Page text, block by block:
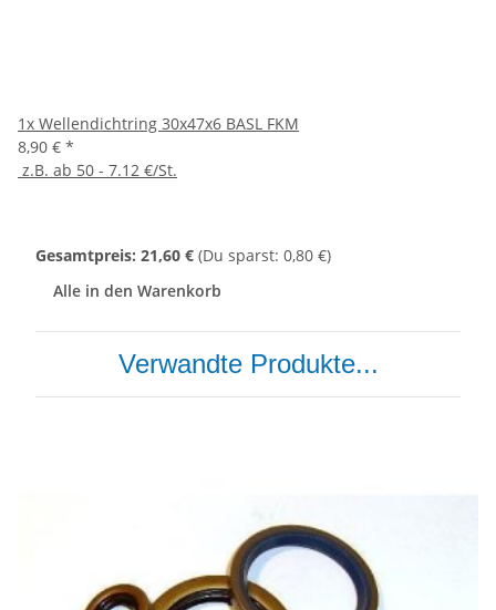
1x Wellendichtring 30x47x6 BASL FKM
8,90 € *
z.B. ab 50 - 7.12 €/St.
Gesamtpreis: 21,60 € (Du sparst: 0,80 €)
Alle in den Warenkorb
Verwandte Produkte...